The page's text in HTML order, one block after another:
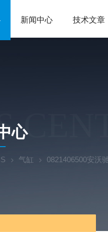
新闻中心 技术文章
心
气缸 0821406500安沃